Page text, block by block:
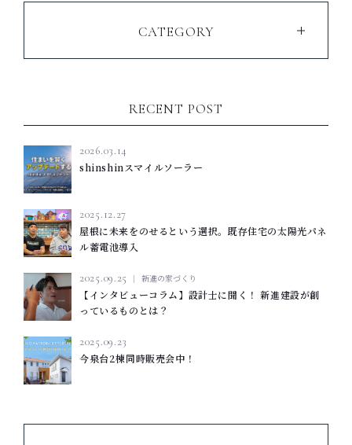
CATEGORY
RECENT POST
2026.03.14
shinshinスマイルソーラー
2025.12.27
屋根に未来をのせるという選択。既存住宅の太陽光パネ
ル蓄電池導入
2025.09.25 新進の家づくり
【インタビューコラム】設計士に聞く！ 新進建設が創
っているものとは？
2025.09.23
今泉台2棟同時販売会中！